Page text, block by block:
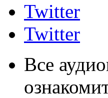
Twitter
Twitter
Все